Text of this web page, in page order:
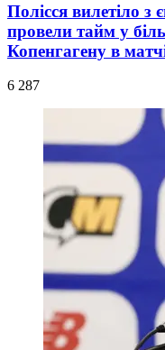
Полісся вилетіло
провели тайм у
Копенгагену в
6 287